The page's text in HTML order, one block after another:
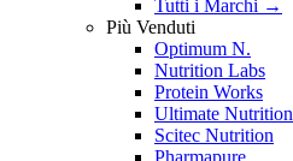
Tutti i Marchi →
Più Venduti
Optimum N.
Nutrition Labs
Protein Works
Ultimate Nutrition
Scitec Nutrition
Pharmapure